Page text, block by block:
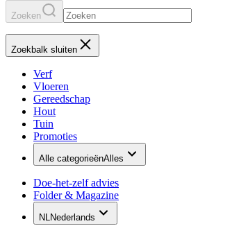
Zoeken
Zoekbalk sluiten
Verf
Vloeren
Gereedschap
Hout
Tuin
Promoties
Alle categorieënAlles
Doe-het-zelf advies
Folder & Magazine
NLNederlands